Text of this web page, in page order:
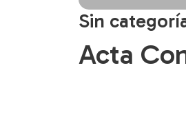
Sin
Acta